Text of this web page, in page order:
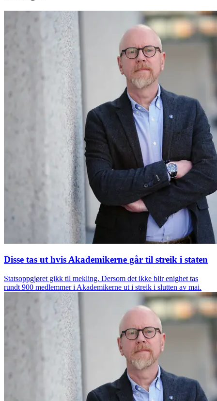
Disse tas ut hvis Akademikerne går til streik i staten
Statsoppgjøret gikk til mekling. Dersom det ikke blir enighet tas
rundt 900 medlemmer i Akademikerne ut i streik i slutten av mai.